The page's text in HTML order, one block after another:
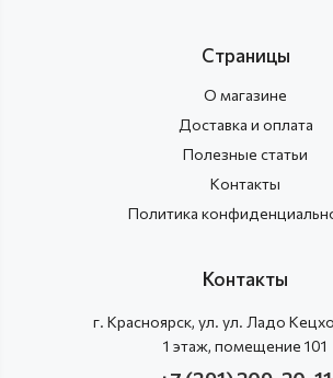
Страницы
О магазине
Доставка и оплата
Полезные статьи
Контакты
Политика
Контакты
г. Красноярск, ул. ул. Ладо
1 этаж, помещение 101